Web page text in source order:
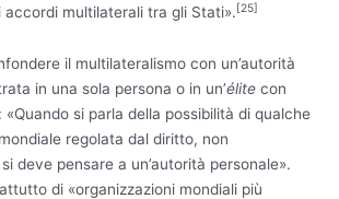
accordi multilaterali tra gli Stati».[25]
il multilateralismo con un’autorità
in una sola persona o in un’élite con
si parla della possibilità di qualche
regolata dal diritto, non
deve pensare a un’autorità personale».
di «organizzazioni mondiali più